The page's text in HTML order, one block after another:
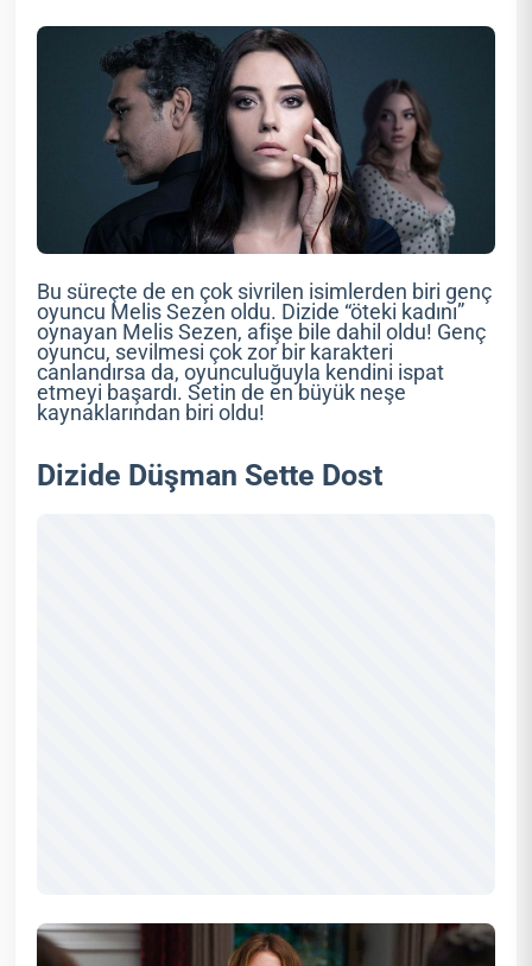
Bu süreçte de en çok sivrilen isimlerden biri genç
oyuncu Melis Sezen oldu. Dizide “öteki kadını”
oynayan Melis Sezen, afişe bile dahil oldu! Genç
oyuncu, sevilmesi çok zor bir karakteri
canlandırsa da, oyunculuğuyla kendini ispat
etmeyi başardı. Setin de en büyük neşe
kaynaklarından biri oldu!
Dizide Düşman Sette Dost